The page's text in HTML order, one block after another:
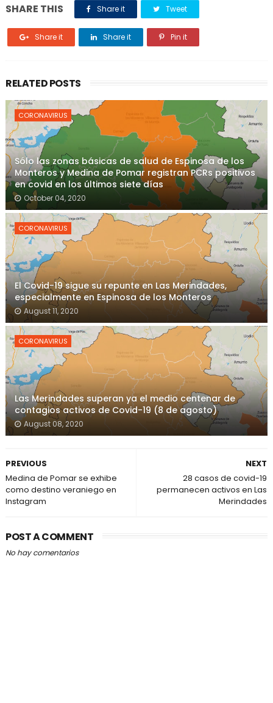
SHARE THIS Share it Tweet
Share it Share it Pin it
RELATED POSTS
CORONAVIRUS
Sólo las zonas básicas de salud de Espinosa de los
Monteros y Medina de Pomar registran PCRs positivos
en covid en los últimos siete días
October 04, 2020
CORONAVIRUS
El Covid-19 sigue su repunte en Las Merindades,
especialmente en Espinosa de los Monteros
August 11, 2020
CORONAVIRUS
Las Merindades superan ya el medio centenar de
contagios activos de Covid-19 (8 de agosto)
August 08, 2020
NEXT
28 casos de covid-19
permanecen activos en Las
Merindades
PREVIOUS
Medina de Pomar se exhibe
como destino veraniego en
Instagram
POST A COMMENT
No hay comentarios